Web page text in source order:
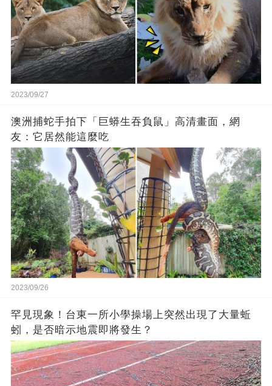
2023/09/27
澳洲捕蛇手拍下「巨蟒生吞負鼠」高清畫面，網
友：它居然能這麼吃
2023/09/26
罕見現象！台東一所小學操場上突然出現了大量蚯
蚓，是否暗示地震即將發生？